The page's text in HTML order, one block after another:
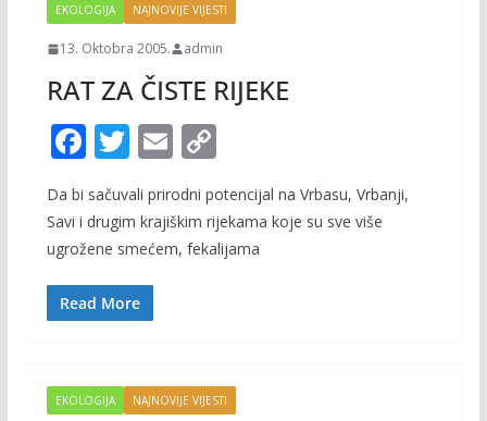
EKOLOGIJA NAJNOVIJE VIJESTI
13. Oktobra 2005. admin
RAT ZA ČISTE RIJEKE
F
ac
e
b
o
o
T
w
itt
er
E
m
ai
l
C
p
y
Da bi sačuvali prirodni potencijal na Vrbasu, Vrbanji,
Savi i drugim krajiškim rijekama koje su sve više
ugrožene smećem, fekalijama
Read More
EKOLOGIJA NAJNOVIJE VIJESTI